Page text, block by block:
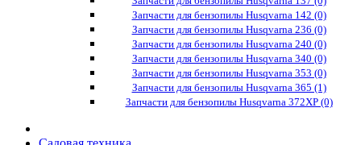
Запчасти для бензопилы Husqvarna 142 (0)
Запчасти для бензопилы Husqvarna 236 (0)
Запчасти для бензопилы Husqvarna 240 (0)
Запчасти для бензопилы Husqvarna 340 (0)
Запчасти для бензопилы Husqvarna 353 (0)
Запчасти для бензопилы Husqvarna 365 (1)
Запчасти для бензопилы Husqvarna 372XP (0)